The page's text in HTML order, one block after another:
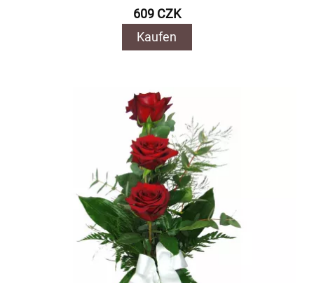
609 CZK
Kaufen